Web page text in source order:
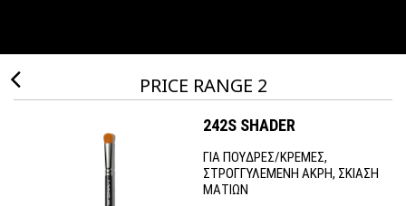
PRICE RANGE 2
242S SHADER
ΓΙΑ ΠΟΥΔΡΕΣ/ΚΡΕΜΕΣ,
ΣΤΡΟΓΓΥΛΕΜΕΝΗ ΑΚΡΗ, ΣΚΙΑΣΗ
ΜΑΤΙΩΝ